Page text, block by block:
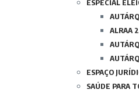
ESPECIAL
ALRAA
ESPAÇO
SAÚDE PARA